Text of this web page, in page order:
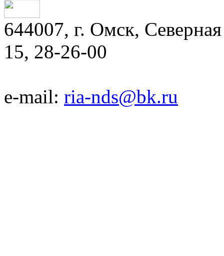
644007, г. Омск,
15, 28-26-00
e-mail: ria-nds@bk.ru